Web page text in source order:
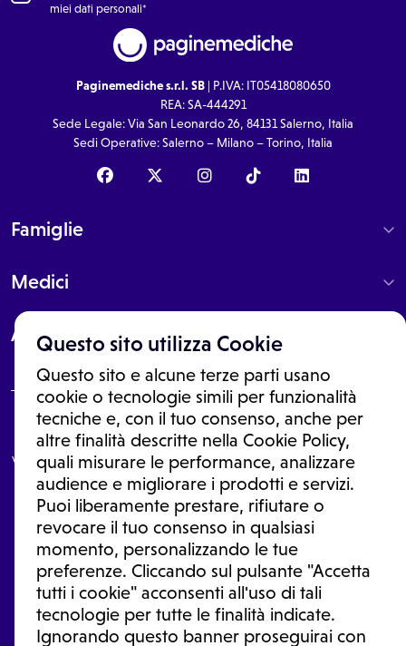
Questo sito utilizza Cookie
Questo sito e alcune terze parti usano
cookie o tecnologie simili per funzionalità
tecniche e, con il tuo consenso, anche per
altre finalità descritte nella Cookie Policy,
quali misurare le performance, analizzare
audience e migliorare i prodotti e servizi.
Puoi liberamente prestare, rifiutare o
revocare il tuo consenso in qualsiasi
momento, personalizzando le tue
preferenze. Cliccando sul pulsante "Accetta
tutti i cookie" acconsenti all'uso di tali
tecnologie per tutte le finalità indicate.
Ignorando questo banner proseguirai con
miei dati personali*
Paginemediche s.r.l. SB| P.IVA: IT05418080650
REA: SA-444291
Sede Legale: Via San Leonardo 26, 84131 Salerno, Italia
Sedi Operative: Salerno – Milano – Torino, Italia
Famiglie
Medici
About
Le informazioni proposte in questo sito non sono un consulto medico.
In nessun caso, queste informazioni sostituiscono un consulto, una
visita o una diagnosi formulata dal medico. Non si devono considerare
le informazioni disponibili come suggerimenti per la formulazione di
una diagnosi, la determinazione di un trattamento o l'assunzione o
sospensione di un farmaco senza prima consultare un medico di
medicina generale o uno specialista.
Condizioni di utilizzo|Privacy Policy |Gestione Cookie
Ⓒ 2026 | Tutti i diritti riservati.